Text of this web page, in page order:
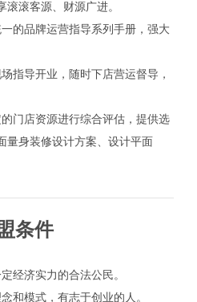
滚客源、财源广进。
品牌运营指导系列手册，强大
导开业，随时下店营运督导，
店资源进行综合评估，提供选
量身装修设计方案、设计平面
条件
济实力的合法公民。
模式，有志于创业的人。